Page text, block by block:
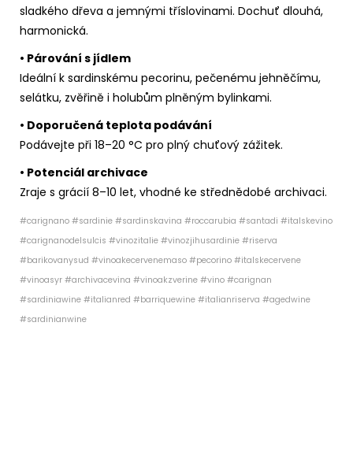
sladkého dřeva a jemnými tříslovinami. Dochuť dlouhá,
harmonická.
• Párování s jídlem
Ideální k sardinskému pecorinu, pečenému jehněčímu,
selátku, zvěřině i holubům plněným bylinkami.
• Doporučená teplota podávání
Podávejte při 18–20 °C pro plný chuťový zážitek.
• Potenciál archivace
Zraje s grácií 8–10 let, vhodné ke střednědobé archivaci.
#carignano #sardinie #sardinskavina #roccarubia #santadi #italskevino
#carignanodelsulcis #vinozitalie #vinozjihusardinie #riserva
#barikovanysud #vinoakecervenemaso #pecorino #italskecervene
#vinoasyr #archivacevina #vinoakzverine #vino #carignan
#sardiniawine #italianred #barriquewine #italianriserva #agedwine
#sardinianwine